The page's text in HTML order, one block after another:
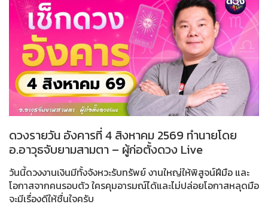
ดวงรายวัน อังคารที่ 4 สิงหาคม 2569 ทำนายโดย
อ.อาวุธจับยามสามตา – ผู้ก่อตั้งดวง Live
วันนี้ดวงงานเงินมีทั้งจังหวะรับทรัพย์ งานใหญ่ให้พิสูจน์ฝีมือ และ
โอกาสจากคนรอบตัว ใครคุมอารมณ์ได้และไม่ปล่อยโอกาสหลุดมือ
จะมีเรื่องดีให้ชื่นใจครับ